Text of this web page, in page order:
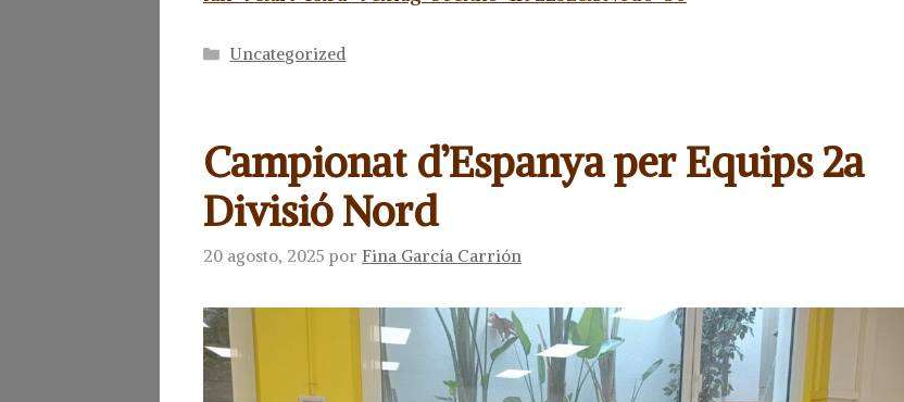
Categorías
Uncategorized
Campionat d’Espanya per Equips 2a
Divisió Nord
20 agosto, 2025 por Fina García Carrión